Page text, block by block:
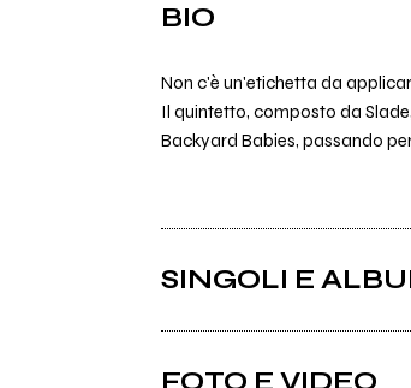
BIO
Non c'è un'etichetta da
Il quintetto, composto da
Backyard Babies, passando
SINGOLI E
FOTO E VIDEO